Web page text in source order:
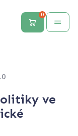
0
ve